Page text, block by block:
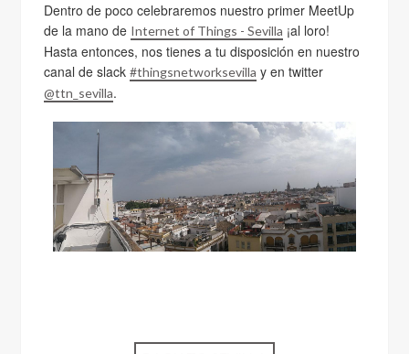
Dentro de poco celebraremos nuestro primer MeetUp
de la mano de Internet of Things - Sevilla ¡al loro!
Hasta entonces, nos tienes a tu disposición en nuestro
canal de slack#thingsnetworksevilla y en twitter
@ttn_sevilla.